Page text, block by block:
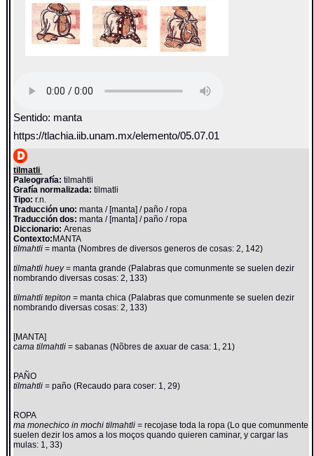
Sentido: manta
https://tlachia.iib.unam.mx/elemento/05.07.01
tilmatli
Paleografía: tilmahtli
Grafía normalizada: tilmatli
Tipo: r.n.
Traducción uno: manta / [manta] / paño / ropa
Traducción dos: manta / [manta] / paño / ropa
Diccionario:Arenas
Contexto: MANTA
tilmahtli= manta (Nombres de diversos generos de cosas: 2, 142)
tilmahtli huey= manta grande (Palabras que comunmente se suelen dezir
nombrando diversas cosas: 2, 133)
tilmahtli tepiton= manta chica (Palabras que comunmente se suelen dezir
nombrando diversas cosas: 2, 133)
[MANTA]
cama tilmahtli= sabanas (Nõbres de axuar de casa: 1, 21)
PAÑO
tilmahtli= paño (Recaudo para coser: 1, 29)
ROPA
ma monechico in mochi tilmahtli= recojase toda la ropa (Lo que comunmente
suelen dezir los amos a los moços quando quieren caminar, y cargar las
mulas: 1, 33)